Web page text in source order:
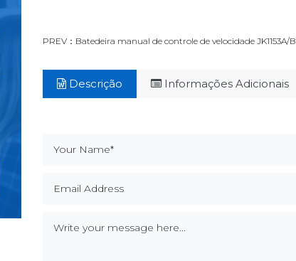
PREV：Batedeira manual de controle de velocidade JK1153A/B
Descrição Informações Adicionais